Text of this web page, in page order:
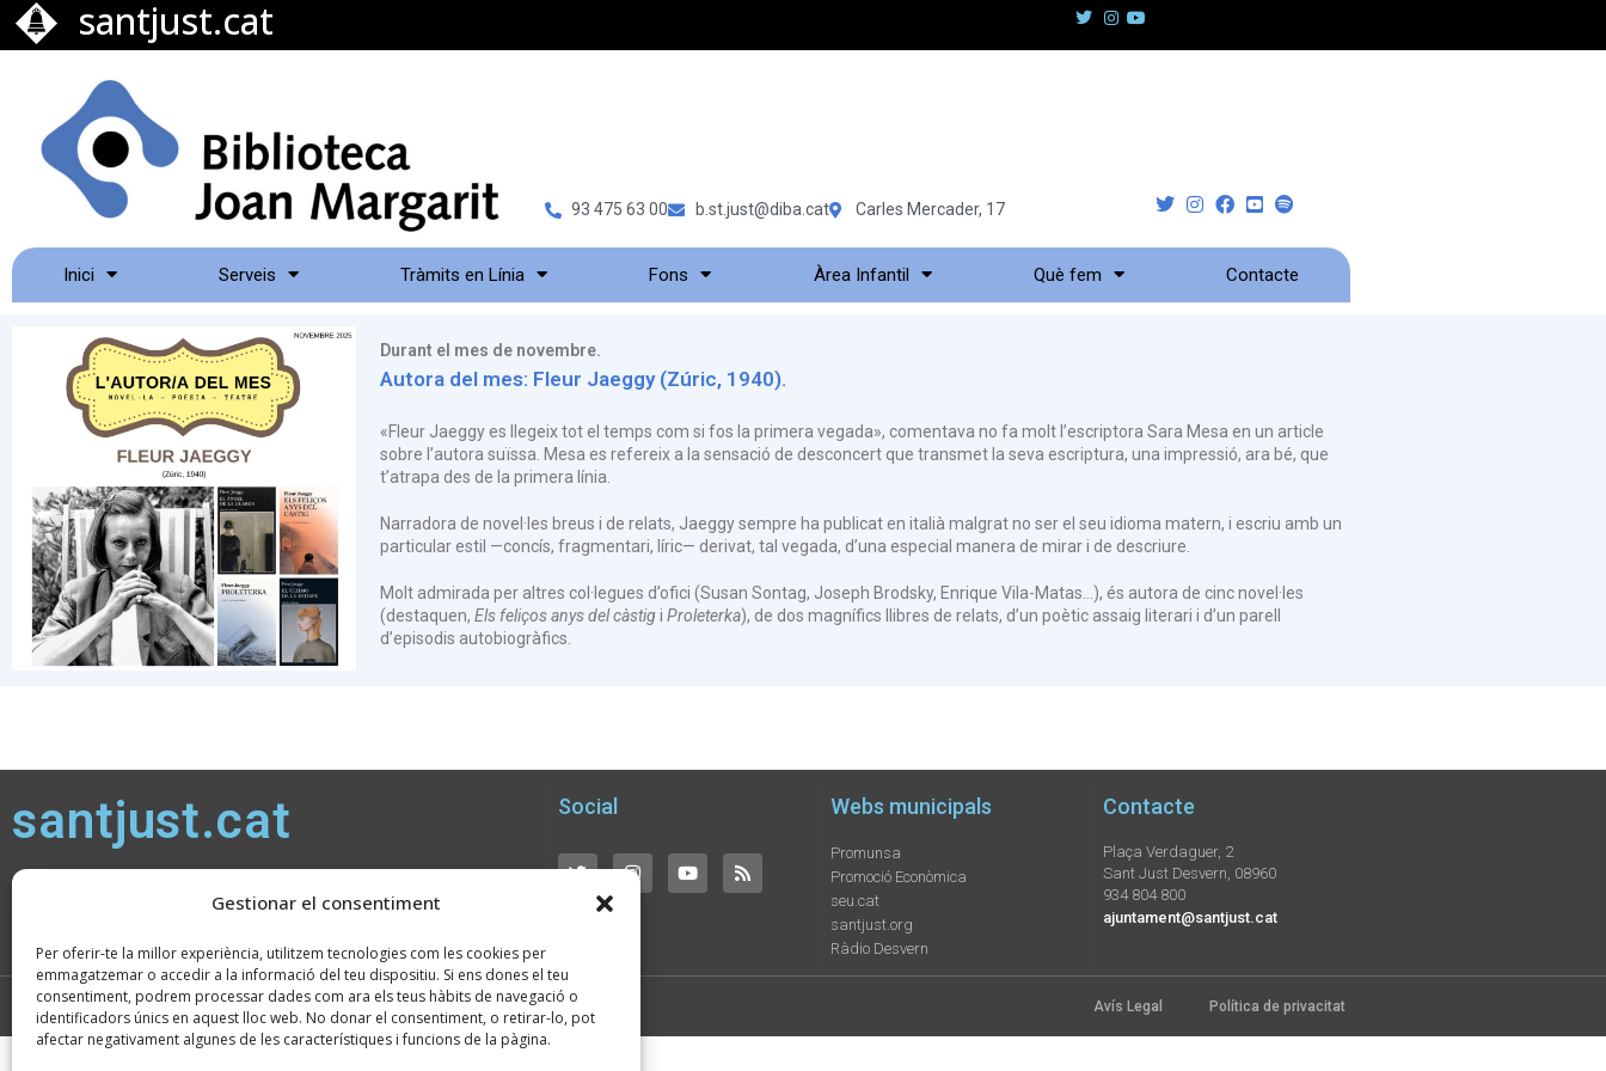
Gestionar el consentiment
Per oferir-te la millor experiència, utilitzem tecnologies com les cookies per
emmagatzemar o accedir a la informació del teu dispositiu. Si ens dones el teu
consentiment, podrem processar dades com ara els teus hàbits de navegació o
identificadors únics en aquest lloc web. No donar el consentiment, o retirar-lo, pot
afectar negativament algunes de les característiques i funcions de la pàgina.
santjust.cat
93 475 63 00 b.st.just@diba.cat Carles Mercader, 17
Inici Serveis Tràmits en Línia Fons Àrea Infantil Què fem Contacte
Durant el mes de novembre.
Autora del mes: Fleur Jaeggy (Zúric, 1940).
«Fleur Jaeggy es llegeix tot el temps com si fos la primera vegada», comentava no fa molt l’escriptora Sara Mesa en un article
sobre l’autora suïssa. Mesa es refereix a la sensació de desconcert que transmet la seva escriptura, una impressió, ara bé, que
t’atrapa des de la primera línia.
Narradora de novel·les breus i de relats, Jaeggy sempre ha publicat en italià malgrat no ser el seu idioma matern, i escriu amb un
particular estil —concís, fragmentari, líric— derivat, tal vegada, d’una especial manera de mirar i de descriure.
Molt admirada per altres col·legues d’ofici (Susan Sontag, Joseph Brodsky, Enrique Vila-Matas…), és autora de cinc novel·les
(destaquen, Els feliços anys del càstigi Proleterka), de dos magnífics llibres de relats, d’un poètic assaig literari i d’un parell
d’episodis autobiogràfics.
santjust.cat
Atenció ciutadana: de dl a dv, de 9 a 14h, i de dl a dj, de 16 a 19h,
excepte Nadal, Setmana Santa i Estiu (consulteu horaris)
Social Webs municipals
Promunsa
Promoció Econòmica
seu.cat
santjust.org
Ràdio Desvern
Contacte
Plaça Verdaguer, 2
Sant Just Desvern, 08960
934 804 800
ajuntament@santjust.cat
2026 © Ajuntament de Sant Just Desvern · CIF: P0821900H · Tots els drets reservats Avís Legal Política de privacitat